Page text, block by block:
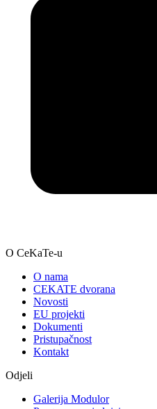
O CeKaTe-u
O nama
CEKATE dvorana
Novosti
EU projekti
Dokumenti
Pristupačnost
Kontakt
Odjeli
Galerija Modulor